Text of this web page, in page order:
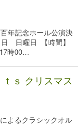
年記念ホール公演決
日曜日 【時間】
時00…
ｓ クリスマス
よるクラシックオル